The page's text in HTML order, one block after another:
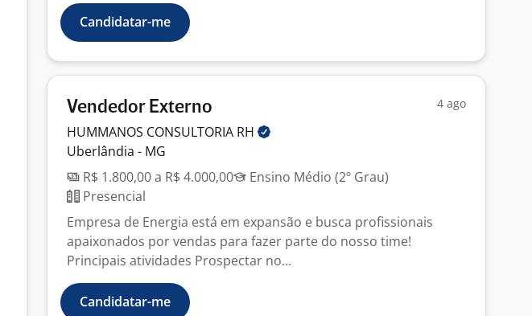
Candidatar-me
Vendedor Externo 4 ago
HUMMANOS CONSULTORIA RH
Uberlândia - MG
R$ 1.800,00 a R$ 4.000,00
Ensino Médio (2º Grau)
Presencial
Empresa de Energia está em expansão e busca profissionais
apaixonados por vendas para fazer parte do nosso time!
Principais atividades Prospectar no...
Candidatar-me